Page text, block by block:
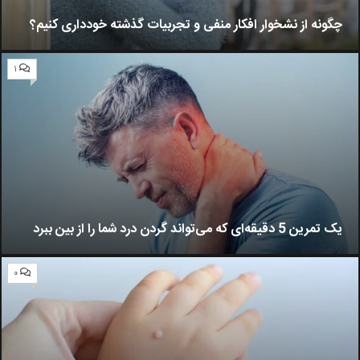
تلویزیون
موسیقی
عکاسی و هنرهای تجسمی
کتاب و کتاب‌خوانی
معماری
علمی
نجوم و هوا فضا
زمین و محیط زیست
چگونه از نشخوار افکار منفی و تجربیات گذشته خودداری کنیم؟
۱
یک تمرین 5 دقیقه‌ای که می‌تواند گردن درد شما را از بین ببرد
۰